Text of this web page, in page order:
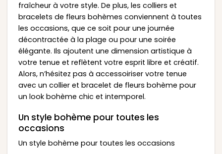
fraîcheur à votre style. De plus, les colliers et
bracelets de fleurs bohèmes conviennent à toutes
les occasions, que ce soit pour une journée
décontractée à la plage ou pour une soirée
élégante. Ils ajoutent une dimension artistique à
votre tenue et reflètent votre esprit libre et créatif.
Alors, n’hésitez pas à accessoiriser votre tenue
avec un collier et bracelet de fleurs bohème pour
un look bohème chic et intemporel.
Un style bohème pour toutes les
occasions
Un style bohème pour toutes les occasions